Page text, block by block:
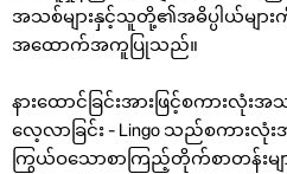
အသစ်များနှင့်သူတို့၏အဓိပ္ပါယ်များ
အထောက်အကူပြုသည်။
နားထောင်ခြင်းအားဖြင့်စကားလုံးအ
လေ့လာခြင်း - Lingo သည်စကားလုံ
ကြွယ်ဝသောစာကြည့်တိုက်စာတန်းမျ